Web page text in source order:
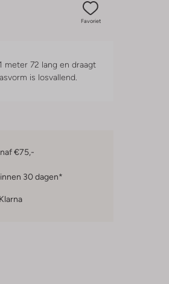
Favoriet
meter 72 lang en draagt
is losvallend
€75,-
30 dagen*